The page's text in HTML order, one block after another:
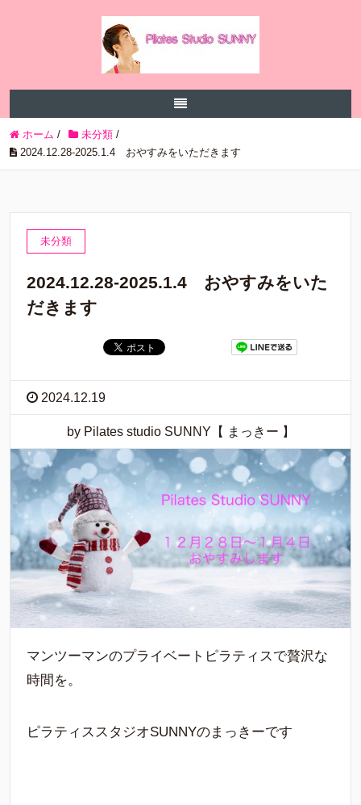
ホーム / 未分類 /
2024.12.28-2025.1.4 おやすみをいただきます
未分類
2024.12.28-2025.1.4 おやすみをいた
だきます
2024.12.19
by Pilates studio SUNNY【 まっきー 】
マンツーマンのプライベートピラティスで贅沢な
時間を。
ピラティススタジオSUNNYのまっきーです